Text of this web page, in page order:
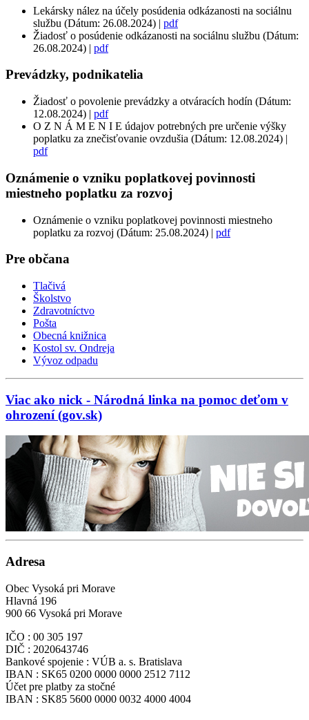
Lekársky nález na účely posúdenia odkázanosti na sociálnu
službu (Dátum: 26.08.2024) | pdf
Žiadosť o posúdenie odkázanosti na sociálnu službu (Dátum:
26.08.2024) | pdf
Prevádzky, podnikatelia
Žiadosť o povolenie prevádzky a otváracích hodín (Dátum:
12.08.2024) | pdf
O Z N Á M E N I E údajov potrebných pre určenie výšky
poplatku za znečisťovanie ovzdušia (Dátum: 12.08.2024) |
pdf
Oznámenie o vzniku poplatkovej povinnosti
miestneho poplatku za rozvoj
Oznámenie o vzniku poplatkovej povinnosti miestneho
poplatku za rozvoj (Dátum: 25.08.2024) | pdf
Pre občana
Tlačivá
Školstvo
Zdravotníctvo
Pošta
Obecná knižnica
Kostol sv. Ondreja
Vývoz odpadu
Viac ako nick - Národná linka na pomoc deťom v
ohrození (gov.sk)
Adresa
Obec Vysoká pri Morave
Hlavná 196
900 66 Vysoká pri Morave
IČO : 00 305 197
DIČ : 2020643746
Bankové spojenie : VÚB a. s. Bratislava
IBAN : SK65 0200 0000 0000 2512 7112
Účet pre platby za stočné
IBAN : SK85 5600 0000 0032 4000 4004